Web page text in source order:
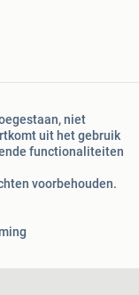
niet
uit het gebruik
functionaliteiten
voorbehouden.